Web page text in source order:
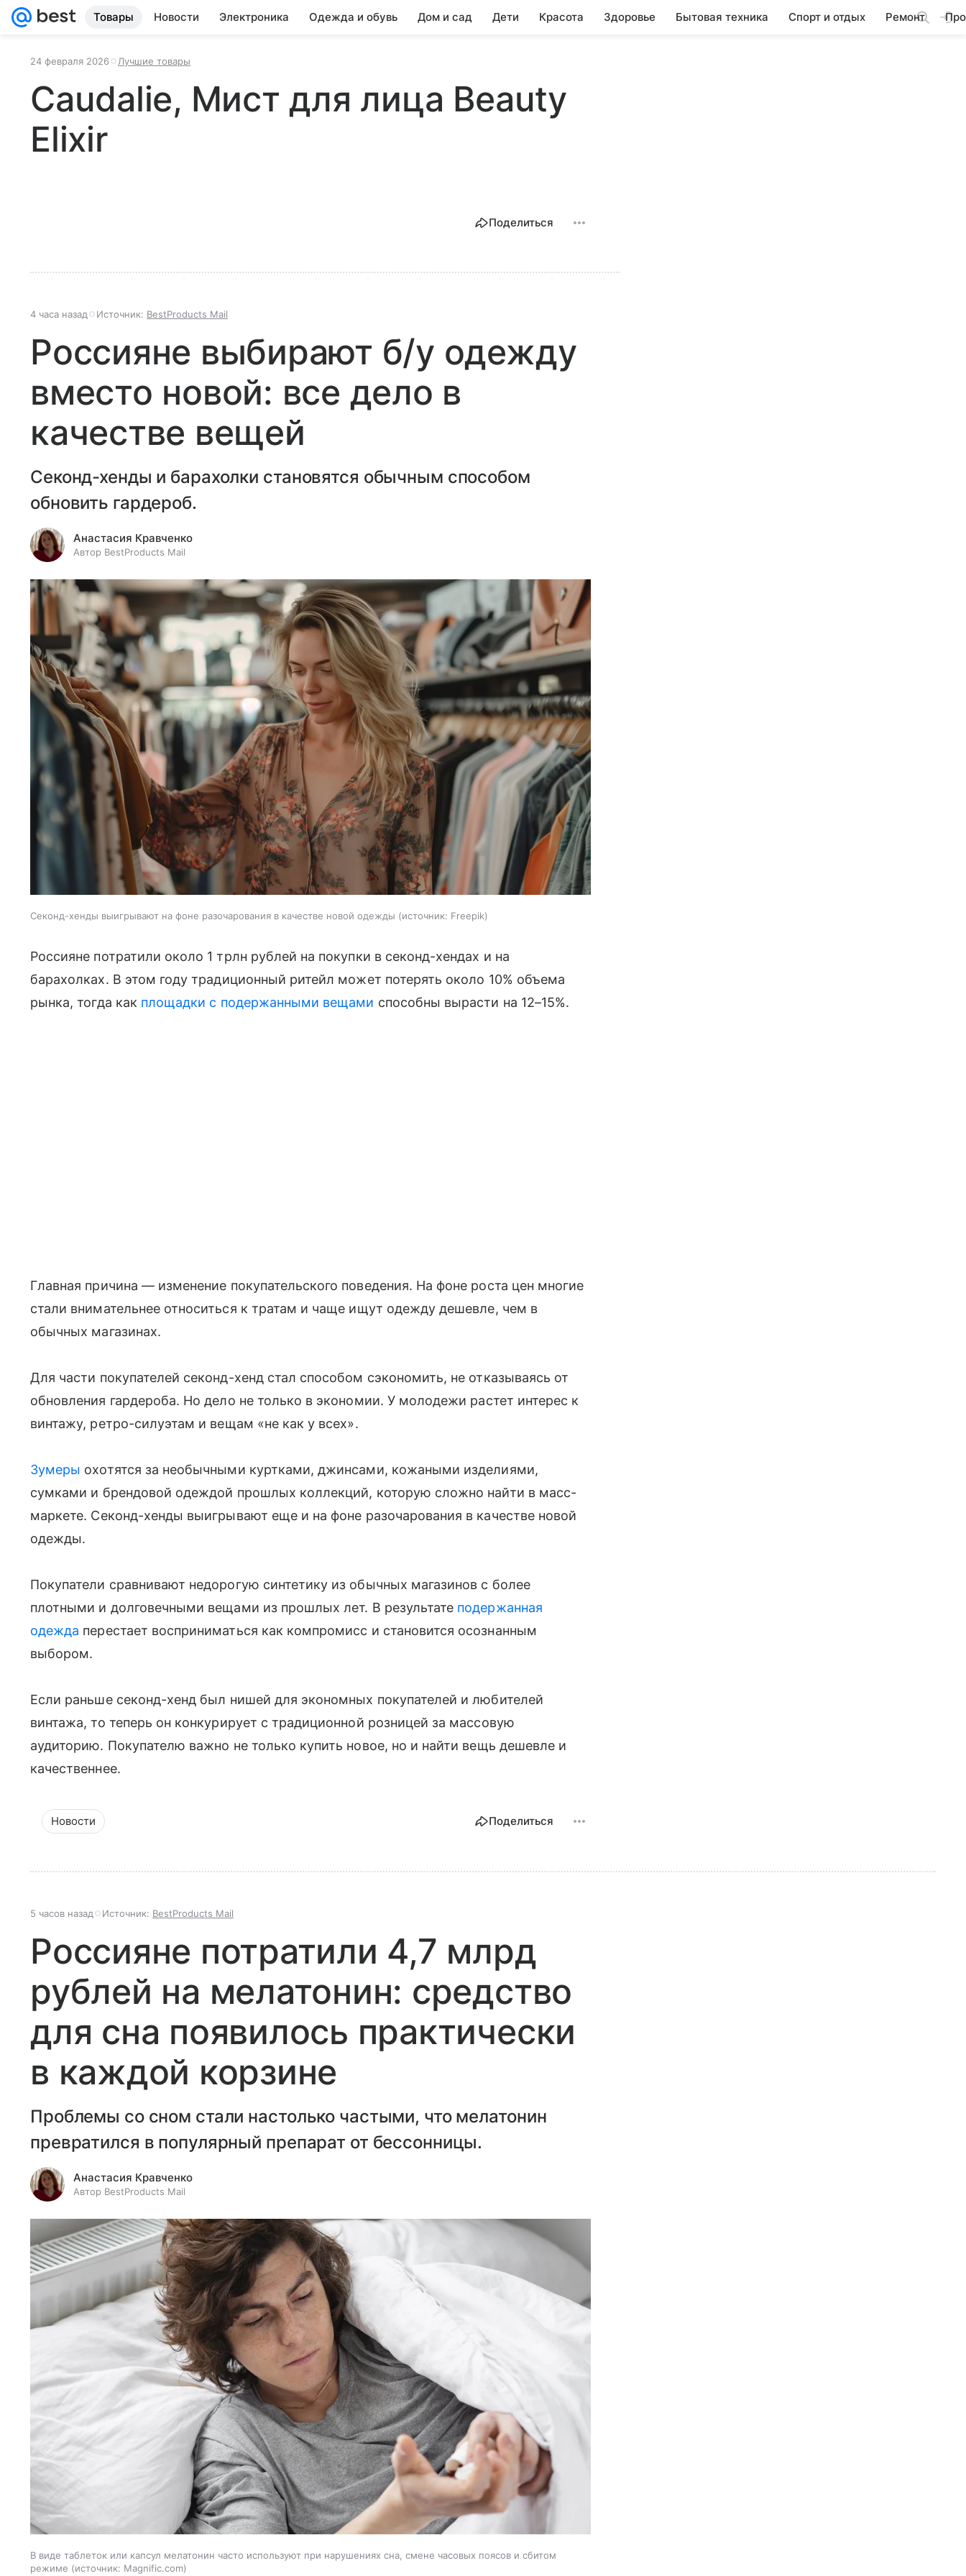
Товары Новости Электроника Одежда и обувь Дом и сад Дети Красота Здоровье Бытовая техника Спорт и отдых Ремонт
24 февраля 2026 Лучшие товары
Caudalie, Мист для лица Beauty
Elixir
Поделиться
4 часа назад Источник: BestProducts Mail
Россияне выбирают б/у одежду
вместо новой: все дело в
качестве вещей
Секонд-хенды и барахолки становятся обычным способом
обновить гардероб.
Анастасия Кравченко
Автор BestProducts Mail
Секонд-хенды выигрывают на фоне разочарования в качестве новой одежды источник: Freepik
Россияне потратили около 1 трлн рублей на покупки в секонд-хендах и на
барахолках. В этом году традиционный ритейл может потерять около 10% объема
рынка, тогда как площадки с подержанными вещами способны вырасти на 12–15%.
Главная причина — изменение покупательского поведения. На фоне роста цен многие
стали внимательнее относиться к тратам и чаще ищут одежду дешевле, чем в
обычных магазинах.
Для части покупателей секонд-хенд стал способом сэкономить, не отказываясь от
обновления гардероба. Но дело не только в экономии. У молодежи растет интерес к
винтажу, ретро-силуэтам и вещам «не как у всех».
Зумеры охотятся за необычными куртками, джинсами, кожаными изделиями,
сумками и брендовой одеждой прошлых коллекций, которую сложно найти в масс-
маркете. Секонд-хенды выигрывают еще и на фоне разочарования в качестве новой
одежды.
Покупатели сравнивают недорогую синтетику из обычных магазинов с более
плотными и долговечными вещами из прошлых лет. В результате подержанная
одежда перестает восприниматься как компромисс и становится осознанным
выбором.
Если раньше секонд-хенд был нишей для экономных покупателей и любителей
винтажа, то теперь он конкурирует с традиционной розницей за массовую
аудиторию. Покупателю важно не только купить новое, но и найти вещь дешевле и
качественнее.
Новости Поделиться
5 часов назад Источник: BestProducts Mail
Россияне потратили 4,7 млрд
рублей на мелатонин: средство
для сна появилось практически
в каждой корзине
Проблемы со сном стали настолько частыми, что мелатонин
превратился в популярный препарат от бессонницы.
Анастасия Кравченко
Автор BestProducts Mail
В виде таблеток или капсул мелатонин часто используют при нарушениях сна, смене часовых поясов и сбитом
режиме
источник: Magnific.com